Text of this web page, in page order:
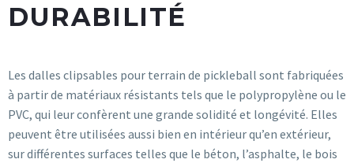
DURABILITÉ
Les dalles clipsables pour terrain de pickleball sont fabriquées
à partir de matériaux résistants tels que le polypropylène ou le
PVC, qui leur confèrent une grande solidité et longévité. Elles
peuvent être utilisées aussi bien en intérieur qu’en extérieur,
sur différentes surfaces telles que le béton, l’asphalte, le bois